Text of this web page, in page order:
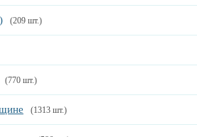
(209 шт.)
(770 шт.)
(1313 шт.)